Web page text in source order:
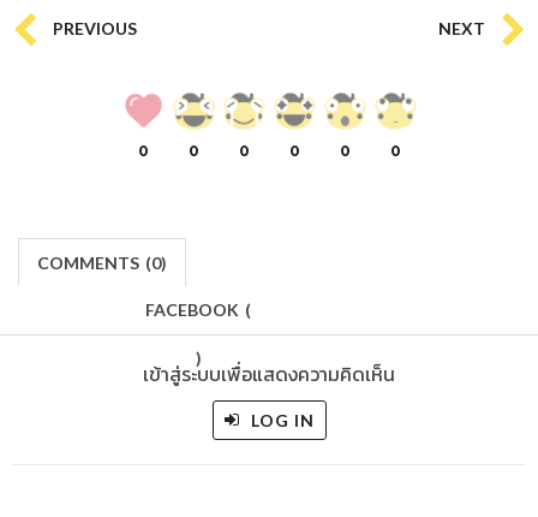
PREVIOUS NEXT
0 0 0 0 0 0
COMMENTS (0)
FACEBOOK (
)
เข้าสู่ระบบเพื่อแสดงความคิดเห็น
LOG IN